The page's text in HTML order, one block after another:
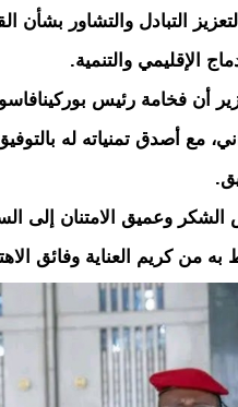
التبادل والتشاور بشأن
الإقليمي والتنمية.
أن فخامة رئيس
مع أصدق تمنياته له
وعميق الامتنان إلى
به من كريم العناية وفائق